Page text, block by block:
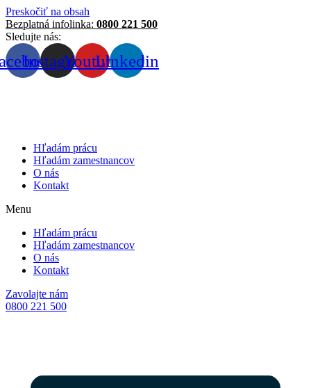
Preskočiť na obsah
Bezplatná infolinka: 0800 221 500
Sledujte nás:
InstagramYoutubeLinkedin
Hľadám prácu
Hľadám zamestnancov
O nás
Kontakt
Menu
Hľadám prácu
Hľadám zamestnancov
O nás
Kontakt
Zavolajte nám
0800 221 500